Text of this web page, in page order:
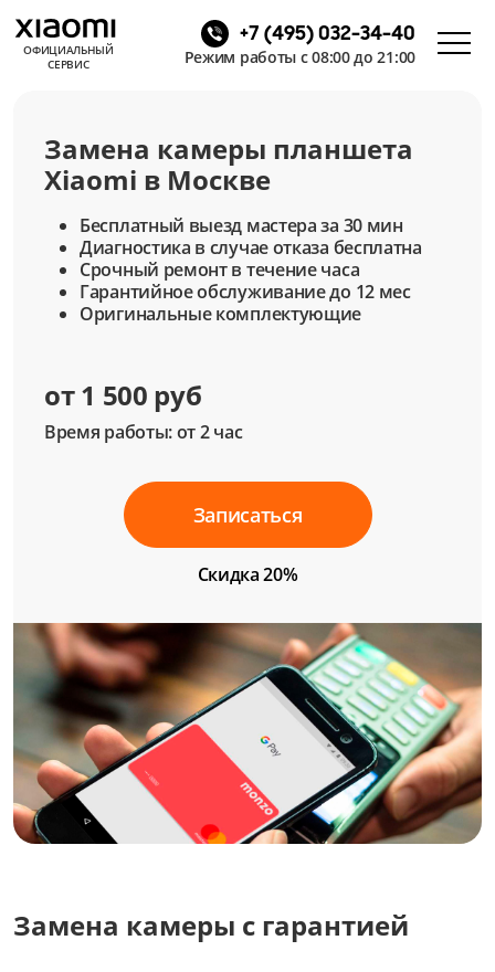
ОФИЦИАЛЬНЫЙ
СЕРВИС
+7 (495) 032-34-40
Режим работы с 08:00 до 21:00
Замена камеры планшета
Xiaomi в Москве
Бесплатный выезд мастера за 30 мин
Диагностика в случае отказа бесплатна
Срочный ремонт в течение часа
Гарантийное обслуживание до 12 мес
Оригинальные комплектующие
от 1 500 руб
Время работы: от 2 час
Записаться
Скидка 20%
Замена камеры с гарантией